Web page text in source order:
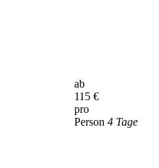
ab
115 €
pro
Person 4 Tage